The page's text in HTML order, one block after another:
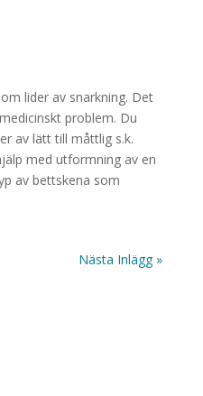
lider av snarkning. Det
problem. Du
av lätt till måttlig s.k.
med utformning av en
av bettskena som
Nästa Inlägg »